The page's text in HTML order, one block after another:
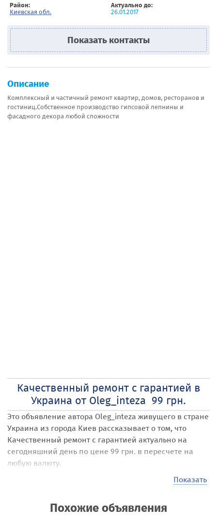
Район:
Киевская обл.
Актуально до:
26.01.2017
Показать контакты
Описание
Комплексный и частичный ремонт квартир, домов, ресторанов и
гостиниц.Собственное производство гипсовой лепнины и
фасадного декора любой сложности
Качественный ремонт с гарантией в
Украина от Oleg_inteza 99 грн.
Это объявление автора Oleg_inteza живущего в стране
Украина из города Киев рассказывает о том, что
Качественный ремонт с гарантией актуально на
сегодняшний день по цене 99 грн. в пересчете на
любую валюту.
Наши посетители могут размещать на сайте самые
ремонт с гарантией
. Стоимость своих услуг, товаров,
предложений они выставляют самостоятельно,
Показать
Похожие объявления